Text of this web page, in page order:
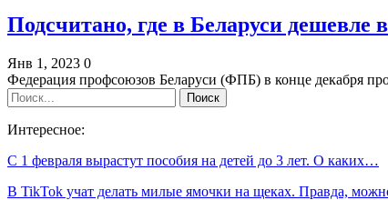
Подсчитано, где в Беларуси дешевле
Янв 1, 2023 0
Федерация профсоюзов Беларуси (ФПБ) в конце декабря
Интересное:
С 1 февраля вырастут пособия на детей до 3 лет. О каких…
В TikTok учат делать милые ямочки на щеках. Правда,